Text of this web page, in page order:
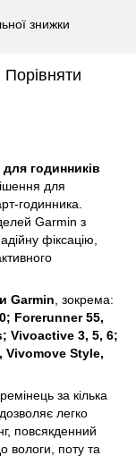
знижки
Порівняти
годинників
для
годинника.
Garmin з
фіксацію,
Garmin , зокрема:
Forerunner 55,
Vivoactive 3, 5, 6;
Vivomove Style,
за кілька
легко
повсякденний
вологи, поту та